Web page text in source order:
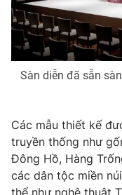
Sàn diễn đã sẵn
Các mẫu thiết kế
truyền thống như
Đông Hồ, Hàng
các dân tộc miền